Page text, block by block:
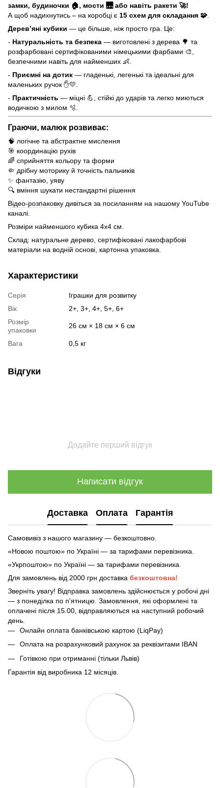
замки, будиночки 🏠, мости 🌉 або навіть ракети 🚀!
А щоб надихнутись – на коробці є 15 схем для складання 🧩
Дерев’яні кубики — це більше, ніж просто гра. Це:
- Натуральність та безпека — виготовлені з дерева 🌳 та
розфарбовані сертифікованими німецькими фарбами 🎨,
безпечними навіть для найменших 👶.
- Приємні на дотик — гладенькі, легенькі та ідеальні для
маленьких ручок ✋💛.
- Практичність — міцні 💪, стійкі до ударів та легко миються
водичкою з милом 🫧.
Граючи, малюк розвиває:
🧠 логічне та абстрактне мислення
🎯 координацію рухів
🌈 сприйняття кольору та форми
🤏 дрібну моторику й точність пальчиків
✨ фантазію, уяву
🔍 вміння шукати нестандартні рішення
Відео-розпаковку дивіться за посиланням на нашому YouTube
каналі.
Розміри найменшого кубика 4х4 см.
Склад: натуральне дерево, сертифіковані лакофарбові
матеріали на водній основі, картонна упаковка.
Характеристики
Серія
Іграшки для розвитку
Вік
2+, 3+, 4+, 5+, 6+
Розмір
упаковки
26 см × 18 см × 6 см
Вага 0,5 кг
Відгуки
Додайте перший відгук
Написати відгук
Доставка Оплата Гарантія
Самовивіз з нашого магазину — безкоштовно.
«Новою поштою» по Україні — за тарифами перевізника.
«Укрпоштою» по Україні — за тарифами перевізника.
Для замовлень від 2000 грн доставка безкоштовна!
Зверніть увагу! Відправка замовлень здійснюється у робочі дні
— з понеділка по п'ятницю. Замовлення, які оформлені та
оплачені після 15.00, відправляються на наступний робочий
день.
Онлайн оплата банківською картою (LiqPay)
Оплата на розрахунковий рахунок за реквізитами IBAN
Готівкою при отриманні (тільки Львів)
Гарантія від виробника 12 місяців.